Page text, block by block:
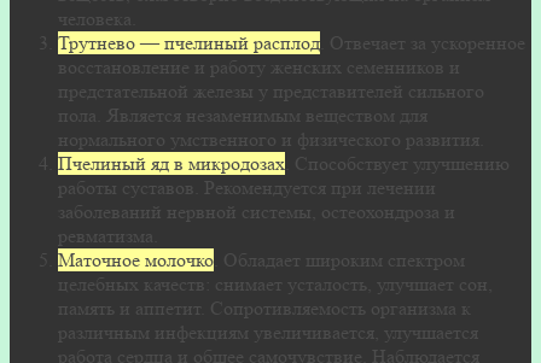
человека.
Трутнево — пчелиный расплод . Отвечает за ускоренное
восстановление и работу женских семенников и
предстательной железы у представителей сильного
пола. Является незаменимым веществом для
нормального умственного и физического развития.
Пчелиный яд в микродозах . Способствует улучшению
работы суставов. Рекомендуется при лечении
заболеваний нервной системы, остеохондроза и
ревматизма.
Маточное молочко . Обладает широким спектром
целебных качеств: снимает усталость, улучшает сон,
память и аппетит. Сопротивляемость организма к
различным инфекциям увеличивается, улучшается
работа сердца и общее самочувствие. Наблюдается